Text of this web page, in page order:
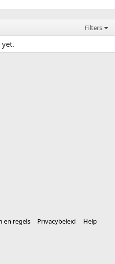
Filters
en regels Privacybeleid
Help